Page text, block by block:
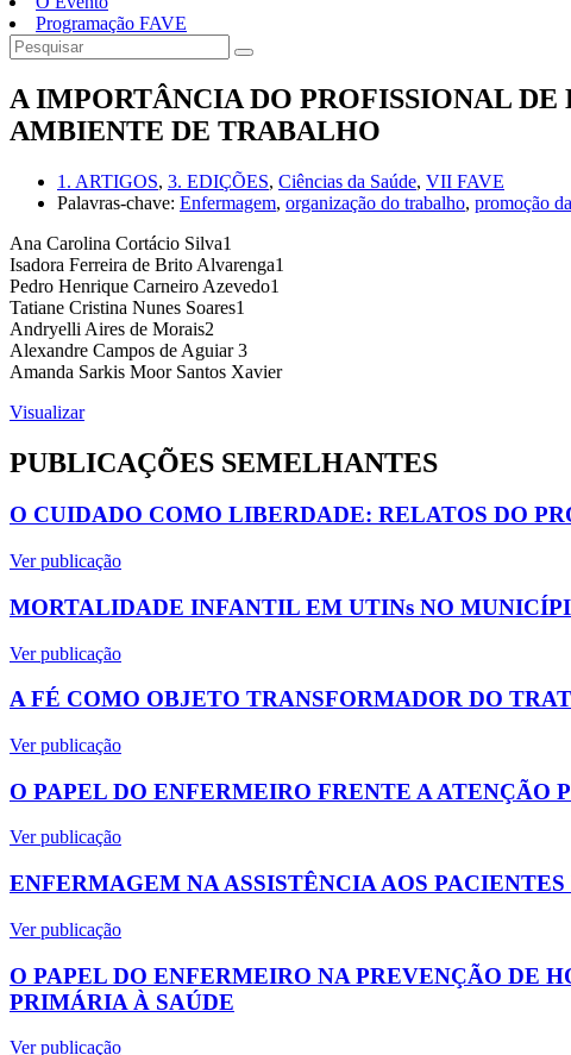
Programação FAVE
A IMPORTÂNCIA DO PROFISSIONAL
AMBIENTE DE TRABALHO
1. ARTIGOS, 3. EDIÇÕES, Ciências da Saúde, VII FAVE
Palavras-chave: Enfermagem, organização do trabalho, promoção
Ana Carolina Cortácio Silva1
Isadora Ferreira de Brito Alvarenga1
Pedro Henrique Carneiro Azevedo1
Tatiane Cristina Nunes Soares1
Andryelli Aires de Morais2
Alexandre Campos de Aguiar 3
Amanda Sarkis Moor Santos Xavier
Visualizar
PUBLICAÇÕES SEMELHANTES
O CUIDADO COMO LIBERDADE: RELATOS DO
Ver publicação
MORTALIDADE INFANTIL EM UTINs NO
Ver publicação
A FÉ COMO OBJETO TRANSFORMADOR DO
Ver publicação
O PAPEL DO ENFERMEIRO FRENTE A ATENÇÃO
Ver publicação
ENFERMAGEM NA ASSISTÊNCIA AOS
Ver publicação
O PAPEL DO ENFERMEIRO NA PREVENÇÃO DE
PRIMÁRIA À SAÚDE
Ver publicação